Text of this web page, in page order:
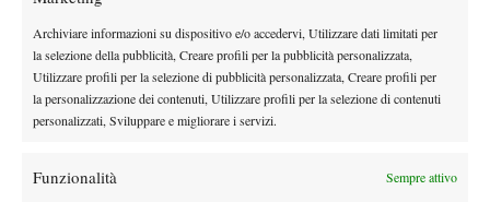
Archiviare informazioni su dispositivo e/o accedervi, Utilizzare dati limitati per
la selezione della pubblicità, Creare profili per la pubblicità personalizzata,
Utilizzare profili per la selezione di pubblicità personalizzata, Creare profili per
la personalizzazione dei contenuti, Utilizzare profili per la selezione di contenuti
personalizzati, Sviluppare e migliorare i servizi.
Funzionalità Sempre attivo
Roothman (Rsa) b. Djordje Jankovic (Bih) 6-4 6-1,
Roothman/Scott (Rsa) b. Redzic/Zekic (Bih) 6-0 6-1.
TORNEO MASCHILE – GIRONE 2
Svizzera b. Italia 3-0
Gregory Gruenig (Sui) b. Enrico Lanza Carriccio (Ita) 3-6 6-3 6-
Kim/Meylan (Sui) b. Lanza Carriccio/Mondini (Ita) 6-2 6-0.